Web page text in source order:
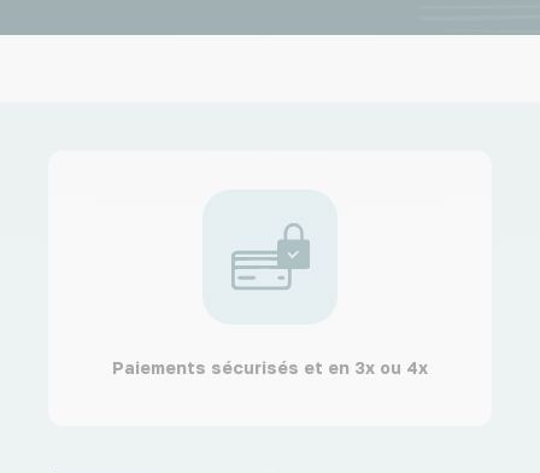
Paiements sécurisés et en 3x ou 4x